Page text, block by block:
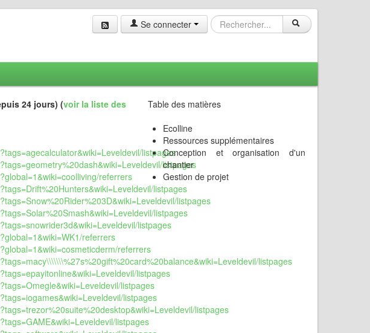
Se connecter
24 jours) (voir la liste des
listpages
listpages
referrers
listpages
listpages
listpages
listpages
referrers
referrers
listpages
listpages
listpages
listpages
listpages
listpages
Table des matières
Ecolline
Ressources supplémentaires
Conception et organisation d'un
chantier
Gestion de projet